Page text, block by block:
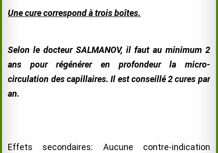
Une cure correspond à trois boîtes.
Selon le docteur SALMANOV, il faut au minimum 2
ans pour régénérer en profondeur la micro-
circulation des capillaires. Il est conseillé 2 cures par
an.
Effets secondaires: Aucune contre-indication